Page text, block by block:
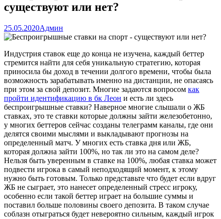
существуют или нет?
25.05.2020Админ
Индустрия ставок еще до конца не изучена, каждый беттер
стремится найти для себя уникальную стратегию, которая
приносила бы доход в течении долгого времени, чтобы была
возможность зарабатывать именно на дистанции, не опасаясь
при этом за свой депозит. Многие задаются вопросом как
пройти идентификацию в бк Леон и есть ли здесь
беспроигрышные ставки? Наверное многие слышали о ЖБ
ставках, это те ставки которые должны зайти железобетонно,
у многих беттеров сейчас созданы телеграмм каналы, где они
делятся своими мыслями и выкладывают прогнозы на
определенный матч. У многих есть ставка дня или ЖБ,
которая должна зайти 100%, но так ли это на самом деле?
Нельзя быть уверенным в ставке на 100%, любая ставка может
подвести игрока в самый неподходящий момент, к этому
нужно быть готовым. Только представьте что будет если вдруг
ЖБ не сыграет, это нанесет определенный стресс игроку,
особенно если такой беттер играет на большие суммы и
поставил больше половины своего депозита. В таком случае
соблазн отыграться будет невероятно сильным, каждый игрок